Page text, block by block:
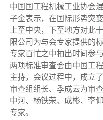
中国国工程机械工业协会
子金表示，在国际形势突
上至中央，下至地方对此
限公司为与会专家提供的
专家百忙之中抽出时间参
两项标准审查会由中国工
主持，会议过程中，成立
审查组组长、季成云为审
中河、杨铁荣、成彬、李
专家。